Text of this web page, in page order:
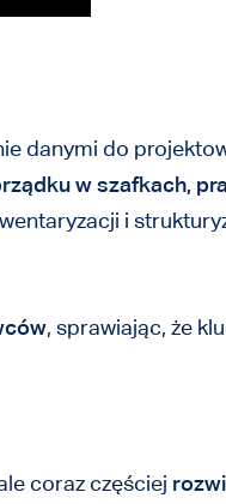
danymi do
w szafkach,
i
, sprawiając, że
coraz częściej